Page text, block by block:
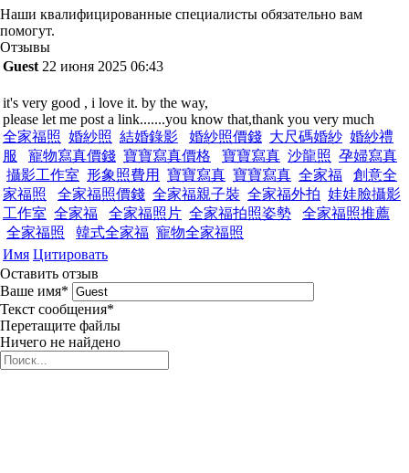
Наши квалифицированные специалисты обязательно вам
помогут.
Отзывы
Guest 22 июня 2025 06:43
it's very good , i love it. by the way,
please let me post a link.......you know that,thank you very much
全家福照 婚紗照 結婚錄影 婚紗照價錢 大尺碼婚紗 婚紗禮
服
寵物寫真價錢 寶寶寫真價格 寶寶寫真 沙龍照 孕婦寫真
攝影工作室 形象照費用 寶寶寫真 寶寶寫真 全家福
創意全
家福照
全家福照價錢 全家福親子裝 全家福外拍 娃娃臉攝影
工作室 全家福 全家福照片 全家福拍照姿勢
全家福照推薦
全家福照
韓式全家福 寵物全家福照
Имя Цитировать
Оставить отзыв
Ваше имя*
Текст сообщения*
Перетащите файлы
Ничего не найдено